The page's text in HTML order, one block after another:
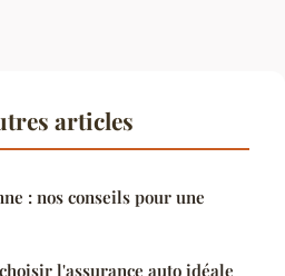
articles
: nos conseils pour une
l'assurance auto idéale